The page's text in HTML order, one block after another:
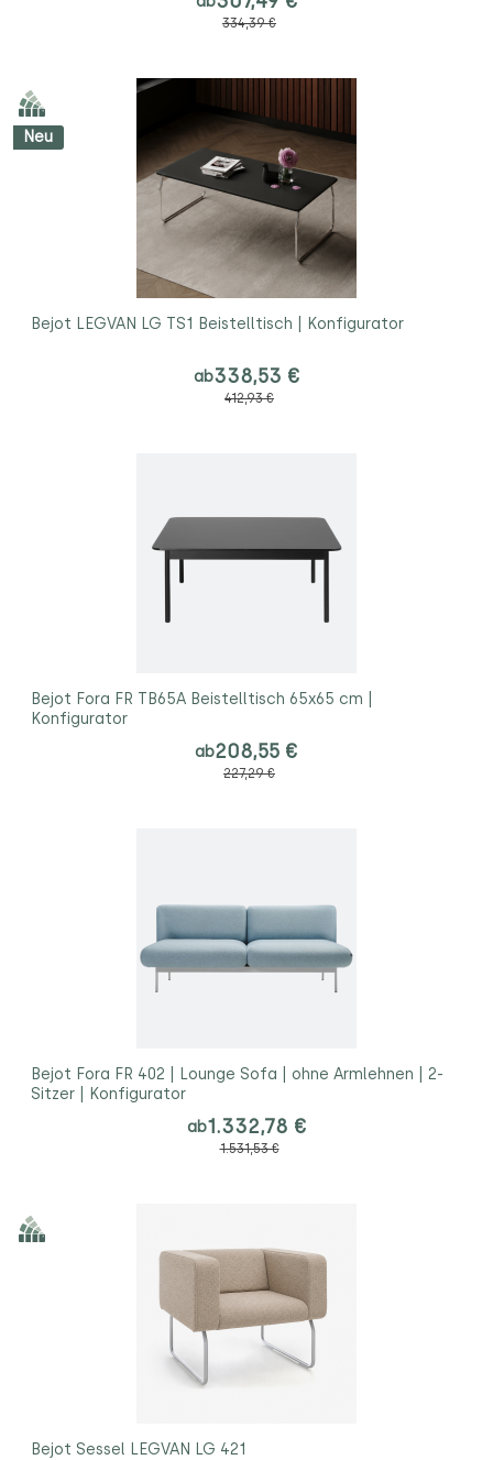
334,39 €
Neu
Bejot LEGVAN LG TS1 Beistelltisch | Konfigurator
ab338,53 €
412,93 €
Bejot Fora FR TB65A Beistelltisch 65x65 cm |
Konfigurator
ab208,55 €
227,29 €
Bejot Fora FR 402 | Lounge Sofa | ohne Armlehnen | 2-
Sitzer | Konfigurator
ab1.332,78 €
1.531,53 €
Bejot Sessel LEGVAN LG 421